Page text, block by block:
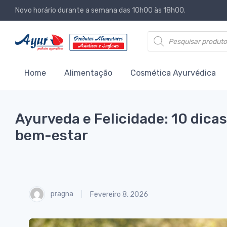
Novo horário durante a semana das 10h00 às 18h00.
Products search
Home Alimentação Cosmética Ayurvédica
Ayurveda e Felicidade: 10
bem-estar
pragna Fevereiro 8, 2026